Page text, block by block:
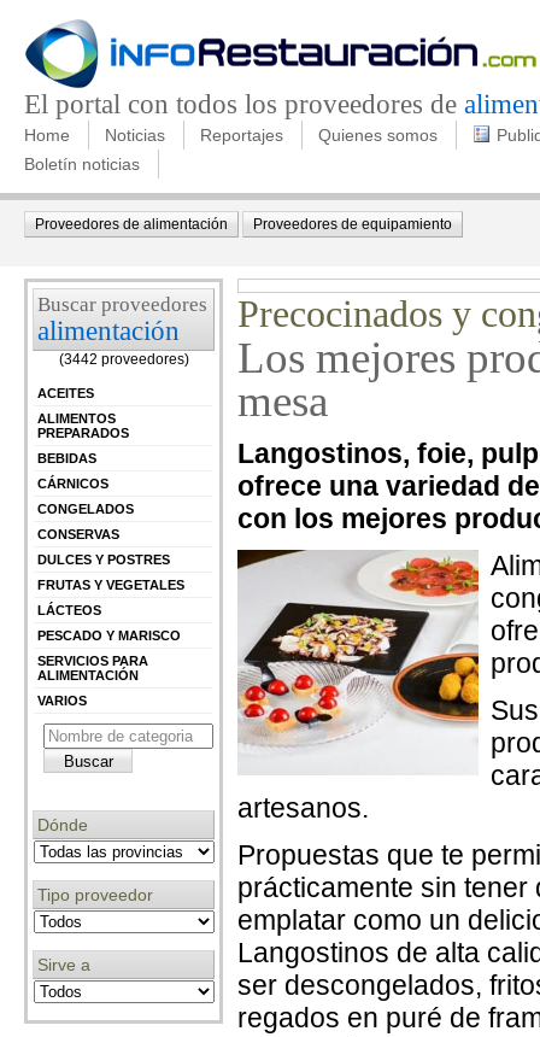
El portal con todos los proveedores de
Home Noticias Reportajes Quienes somos
Boletín noticias
Proveedores de alimentación Proveedores de equipamiento
Buscar proveedores
alimentación
(3442 proveedores)
ACEITES
ALIMENTOS
PREPARADOS
BEBIDAS
CÁRNICOS
CONGELADOS
CONSERVAS
DULCES Y POSTRES
FRUTAS Y VEGETALES
LÁCTEOS
PESCADO Y MARISCO
SERVICIOS PARA
ALIMENTACIÓN
VARIOS
Dónde
Tipo proveedor
Sirve a
Precocinados y
Los mejores
mesa
Langostinos, foie,
ofrece una variedad
con los mejores
artesanos.
Propuestas que te
prácticamente sin
emplatar como un
Langostinos de alta
ser descongelados,
regados en puré de